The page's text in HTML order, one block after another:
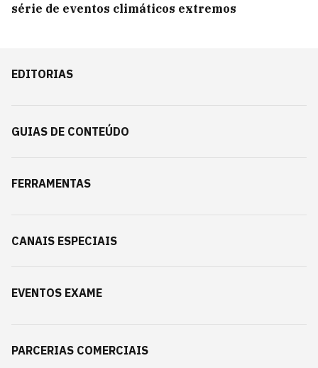
série de eventos climáticos extremos
EDITORIAS
GUIAS DE CONTEÚDO
FERRAMENTAS
CANAIS ESPECIAIS
EVENTOS EXAME
PARCERIAS COMERCIAIS